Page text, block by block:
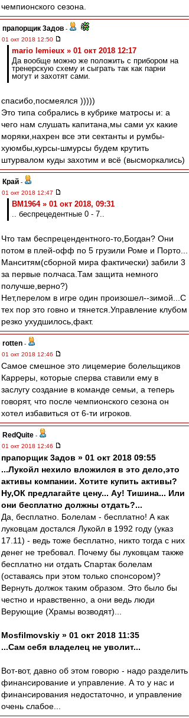
чемпионского сезона.
прапорщик 3адoв -
01 окт 2018 12:50
mario lemieux » 01 окт 2018 12:17
Да вообще можно же положить с прибором на
тренерскую схему и сыграть так как парни
могут и захотят сами.
спасибо,посмеялся )))))
Это типа собрались в кубрике матросы и: а
чего нам слушать капитана,мы сами ух какие
моряки,нахрен все эти сектанты и румбы-
хуюмбы,курсы-шмурсы будем крутить
штурвалом куды захотим и всё (высморкались)
Край -
01 окт 2018 12:47
BM1964 » 01 окт 2018, 09:31
.. беспрецедентные 0 - 7..
Что там беспрецендентного-то,Богдан? Они
потом в плей-офф по 5 грузили Роме и Порто...
Манситям(сборной мира фактически) забили 3
за первые полчаса.Там защита немного
получше,верно?)
Нет,перелом в игре один произошел--зимой...С
тех пор это говно и тянется.Управление клубом
резко ухудшилось,факт.
rotten -
01 окт 2018 12:46
Самое смешное это лицемерие болельщиков
Карреры, которые сперва ставили ему в
заслугу создание в команде семьи, а теперь
говорят, что после чемпионского сезона он
хотел избавиться от 6-ти игроков.
RedQuite -
01 окт 2018 12:46
прапорщик 3адoв » 01 окт 2018 09:55
...Лукойл нехило вложился в это дело,это
активы компании. Хотите купить активы?
Ну,ОК предлагайте цену... Ау! Тишина... Или
они бесплатно должны отдать?...
Да, бесплатно. Болелам - бесплатно! А как
луковцам достался Лукойл в 1992 году (указ
17.11) - ведь тоже бесплатно, никто тогда с них
денег не требовал. Почему бы луковцам также
бесплатно ни отдать Спартак болелам
(оставаясь при этом только спонсором)?
Вернуть должок таким образом. Это было бы
честно и нравственно, а они ведь люди
Верующие (Храмы возводят)...
Mosfilmovskiy » 01 окт 2018 11:35
...Сам себя владелец не уволит...
Вот-вот, давно об этом говорю - надо разделить
финансирование и управление. А то у нас и
финансирования недостаточно, и управление
очень слабое...